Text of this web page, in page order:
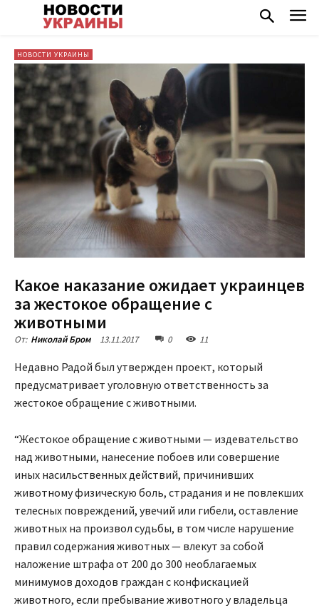
НОВОСТИ УКРАИНЫ
Какое наказание ожидает украинцев
за жестокое обращение с
животными
От: Николай Бром 13.11.2017 0 11
Недавно Радой был утвержден проект, который
предусматривает уголовную ответственность за
жестокое обращение с животными.
“Жестокое обращение с животными — издевательство
над животными, нанесение побоев или совершение
иных насильственных действий, причинивших
животному физическую боль, страдания и не повлекших
телесных повреждений, увечий или гибели, оставление
животных на произвол судьбы, в том числе нарушение
правил содержания животных — влекут за собой
наложение штрафа от 200 до 300 необлагаемых
минимумов доходов граждан с конфискацией
животного, если пребывание животного у владельца